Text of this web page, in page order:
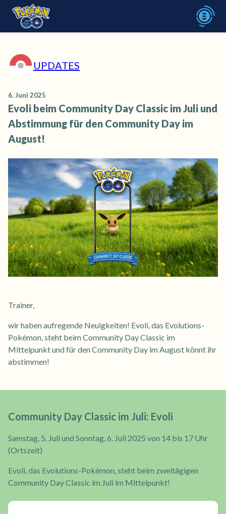
UPDATES
6. Juni 2025
Evoli beim Community Day Classic im Juli und
Abstimmung für den Community Day im
August!
Trainer,
wir haben aufregende Neuigkeiten! Evoli, das Evolutions-
Pokémon, steht beim Community Day Classic im
Mittelpunkt und für den Community Day im August könnt ihr
abstimmen!
Community Day Classic im Juli: Evoli
Samstag, 5. Juli und Sonntag, 6. Juli 2025 von 14 bis 17 Uhr
(Ortszeit)
Evoli, das Evolutions-Pokémon, steht beim zweitägigen
Community Day Classic im Juli im Mittelpunkt!